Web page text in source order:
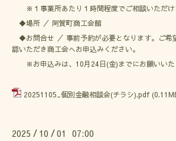
※１事業所あたり１時間程度でご相談いただけ
◆場所 ／ 阿賀町商工会館
◆お問合せ ／ 事前予約が必要となります。ご希
認いただき商工会へお申込みください。
※お申込みは、10月24日(金)までにお願いいた
20251105_個別金融相談会(チラシ).pdf
2025 / 10 /01 07:00